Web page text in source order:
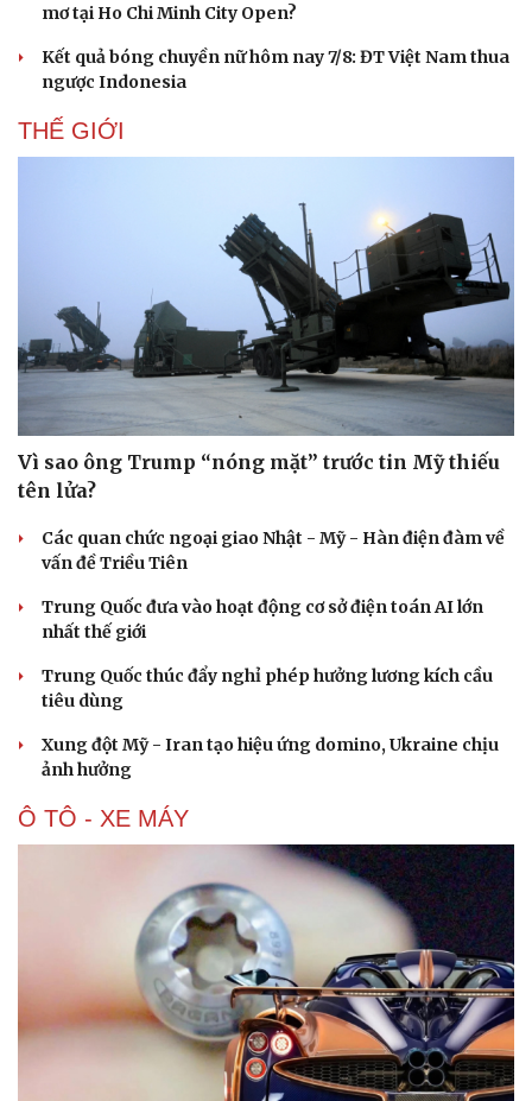
mơ tại Ho Chi Minh City Open?
Kết quả bóng chuyền nữ hôm nay 7/8: ĐT Việt Nam thua
ngược Indonesia
THẾ GIỚI
Vì sao ông Trump “nóng mặt” trước tin Mỹ thiếu
tên lửa?
Các quan chức ngoại giao Nhật - Mỹ - Hàn điện đàm về
vấn đề Triều Tiên
Trung Quốc đưa vào hoạt động cơ sở điện toán AI lớn
nhất thế giới
Trung Quốc thúc đẩy nghỉ phép hưởng lương kích cầu
tiêu dùng
Xung đột Mỹ - Iran tạo hiệu ứng domino, Ukraine chịu
ảnh hưởng
Ô TÔ - XE MÁY